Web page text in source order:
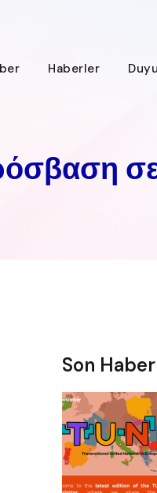
Haberler
σε
Son